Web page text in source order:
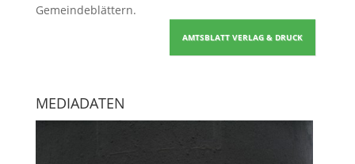
Gemeindeblättern.
AMTSBLATT VERLAG & DRUCK
MEDIADATEN